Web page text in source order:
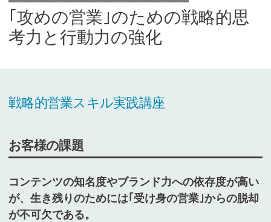
Cicom Brainsについて
アジア・ネットワーク
お問い合わせ
｢攻めの営業｣のための戦略的思
考力と行動力の強化
戦略的営業スキル実践講座
お客様の課題
コンテンツの知名度やブランド力への依存度が高い
が、 生き残りのためには｢受け身の営業｣からの脱却
が不可欠である。